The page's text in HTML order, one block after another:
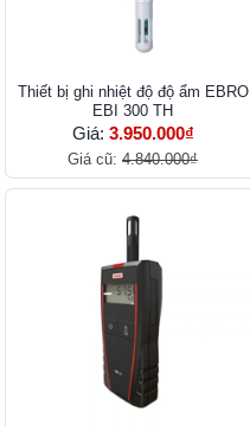
Thiết bị ghi nhiệt độ độ ẩm EBRO
EBI 300 TH
Giá: 3.950.000₫
Giá cũ: 4.840.000₫